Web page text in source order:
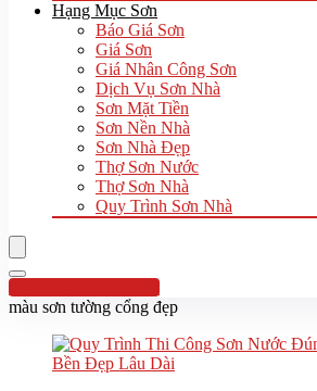
Hạng Mục Sơn
Báo Giá Sơn
Giá Sơn
Giá Nhân Công Sơn
Dịch Vụ Sơn Nhà
Sơn Mặt Tiền
Sơn Nền Nhà
Sơn Nhà Đẹp
Thợ Sơn Nước
Thợ Sơn Nhà
Quy Trình Sơn Nhà
Hotline:0961 894 472
màu sơn tường cổng đẹp